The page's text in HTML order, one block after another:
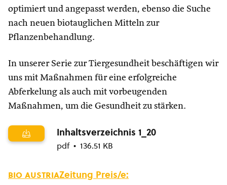
optimiert und angepasst werden, ebenso die Suche
nach neuen biotauglichen Mitteln zur
Pflanzenbehandlung.
In unserer Serie zur Tiergesundheit beschäftigen wir
uns mit Maßnahmen für eine erfolgreiche
Abferkelung als auch mit vorbeugenden
Maßnahmen, um die Gesundheit zu stärken.
Inhaltsverzeichnis 1_20
pdf 136.51 KB
bio austriaZeitung Preis/e: